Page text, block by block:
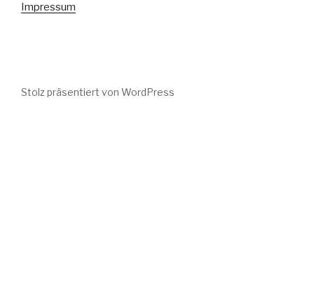
Impressum
Stolz präsentiert von WordPress